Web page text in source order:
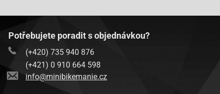
Potřebujete poradit s objednávkou?
(+420) 735 940 876
(+421) 0 910 664 598
info@minibikemanie.cz